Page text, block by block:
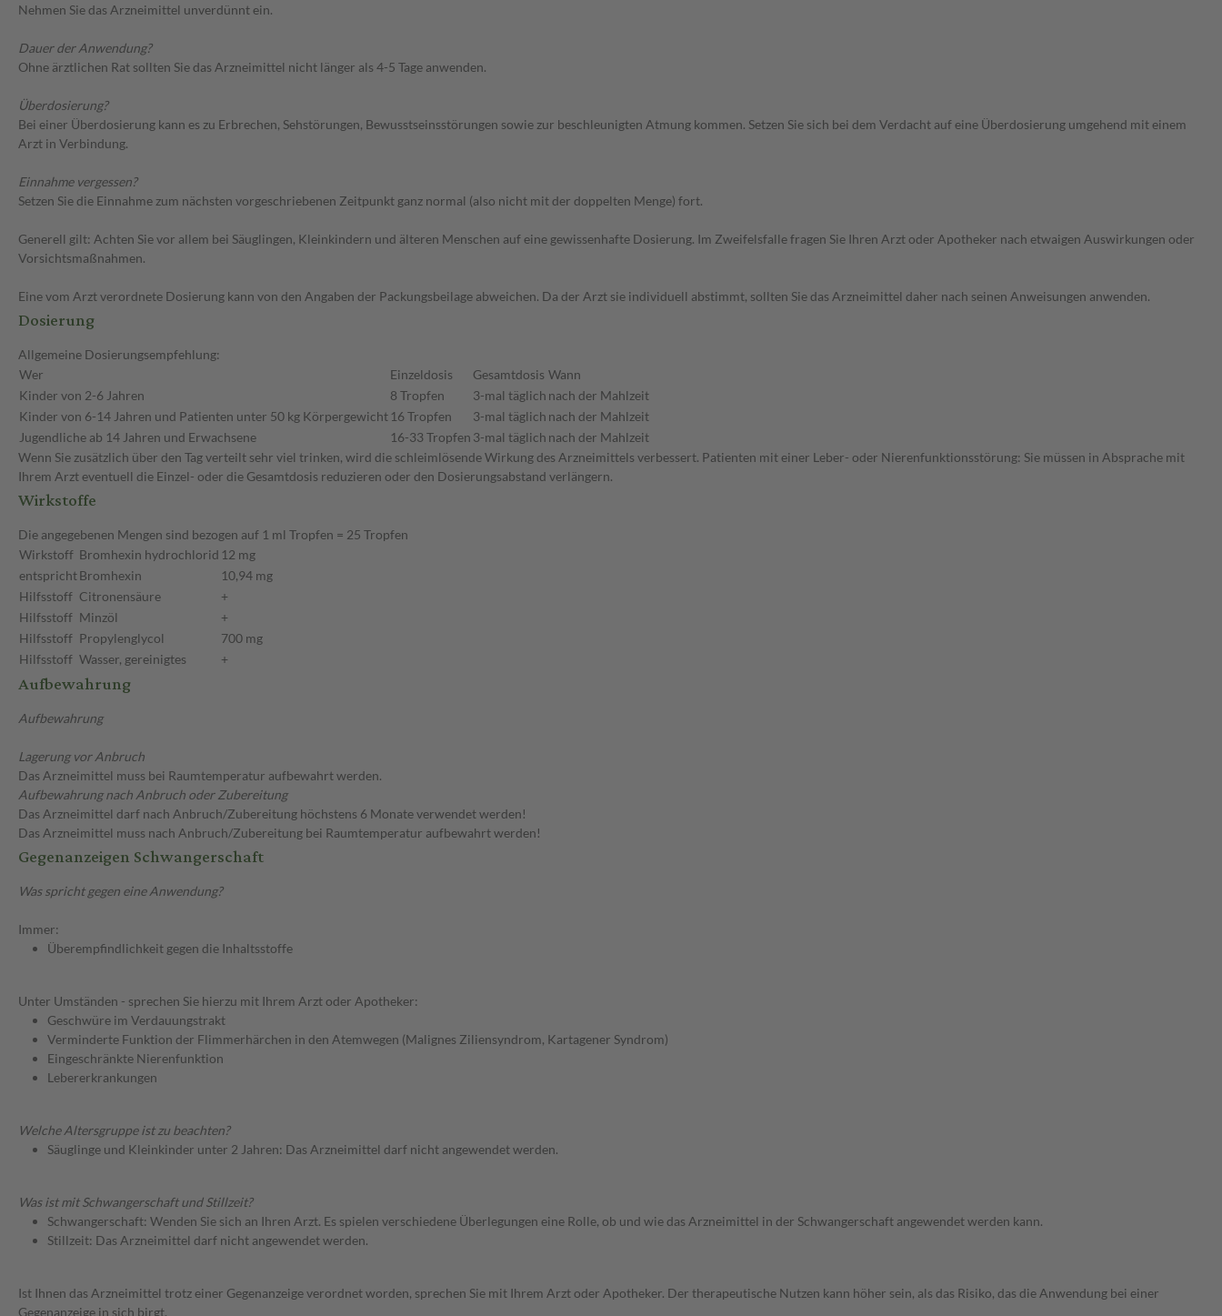
Nehmen Sie das Arzneimittel unverdünnt ein.
Dauer der Anwendung?
Ohne ärztlichen Rat sollten Sie das Arzneimittel nicht länger als 4-5 Tage anwenden.
Überdosierung?
Bei einer Überdosierung kann es zu Erbrechen, Sehstörungen, Bewusstseinsstörungen sowie zur beschleunigten Atmung kommen. Setzen Sie sich bei dem Verdacht auf eine Überdosierung umgehend mit einem
Arzt in Verbindung.
Einnahme vergessen?
Setzen Sie die Einnahme zum nächsten vorgeschriebenen Zeitpunkt ganz normal (also nicht mit der doppelten Menge) fort.
Generell gilt: Achten Sie vor allem bei Säuglingen, Kleinkindern und älteren Menschen auf eine gewissenhafte Dosierung. Im Zweifelsfalle fragen Sie Ihren Arzt oder Apotheker nach etwaigen Auswirkungen oder
Vorsichtsmaßnahmen.
Eine vom Arzt verordnete Dosierung kann von den Angaben der Packungsbeilage abweichen. Da der Arzt sie individuell abstimmt, sollten Sie das Arzneimittel daher nach seinen Anweisungen anwenden.
Dosierung
Allgemeine Dosierungsempfehlung:
Wer
Einzeldosis Gesamtdosis Wann
Kinder von 2-6 Jahren
8 Tropfen 3-mal täglich nach der Mahlzeit
Kinder von 6-14 Jahren und Patienten unter 50 kg Körpergewicht 16 Tropfen 3-mal täglich nach der Mahlzeit
Jugendliche ab 14 Jahren und Erwachsene
16-33 Tropfen 3-mal täglich nach der Mahlzeit
Wenn Sie zusätzlich über den Tag verteilt sehr viel trinken, wird die schleimlösende Wirkung des Arzneimittels verbessert. Patienten mit einer Leber- oder Nierenfunktionsstörung: Sie müssen in Absprache mit
Ihrem Arzt eventuell die Einzel- oder die Gesamtdosis reduzieren oder den Dosierungsabstand verlängern.
Wirkstoffe
Die angegebenen Mengen sind bezogen auf 1 ml Tropfen = 25 Tropfen
Wirkstoff Bromhexin hydrochlorid 12 mg
entsprichtBromhexin
10,94 mg
Hilfsstoff Citronensäure
+
Hilfsstoff Minzöl
+
Hilfsstoff Propylenglycol
700 mg
Hilfsstoff Wasser, gereinigtes +
Aufbewahrung
Aufbewahrung
Lagerung vor Anbruch
Das Arzneimittel muss bei Raumtemperatur aufbewahrt werden.
Aufbewahrung nach Anbruch oder Zubereitung
Das Arzneimittel darf nach Anbruch/Zubereitung höchstens 6 Monate verwendet werden!
Das Arzneimittel muss nach Anbruch/Zubereitung bei Raumtemperatur aufbewahrt werden!
Gegenanzeigen Schwangerschaft
Was spricht gegen eine Anwendung?
Immer:
Überempfindlichkeit gegen die Inhaltsstoffe
Unter Umständen - sprechen Sie hierzu mit Ihrem Arzt oder Apotheker:
Geschwüre im Verdauungstrakt
Verminderte Funktion der Flimmerhärchen in den Atemwegen (Malignes Ziliensyndrom, Kartagener Syndrom)
Eingeschränkte Nierenfunktion
Lebererkrankungen
Welche Altersgruppe ist zu beachten?
Säuglinge und Kleinkinder unter 2 Jahren: Das Arzneimittel darf nicht angewendet werden.
Was ist mit Schwangerschaft und Stillzeit?
Schwangerschaft: Wenden Sie sich an Ihren Arzt. Es spielen verschiedene Überlegungen eine Rolle, ob und wie das Arzneimittel in der Schwangerschaft angewendet werden kann.
Stillzeit: Das Arzneimittel darf nicht angewendet werden.
Ist Ihnen das Arzneimittel trotz einer Gegenanzeige verordnet worden, sprechen Sie mit Ihrem Arzt oder Apotheker. Der therapeutische Nutzen kann höher sein, als das Risiko, das die Anwendung bei einer
Gegenanzeige in sich birgt.